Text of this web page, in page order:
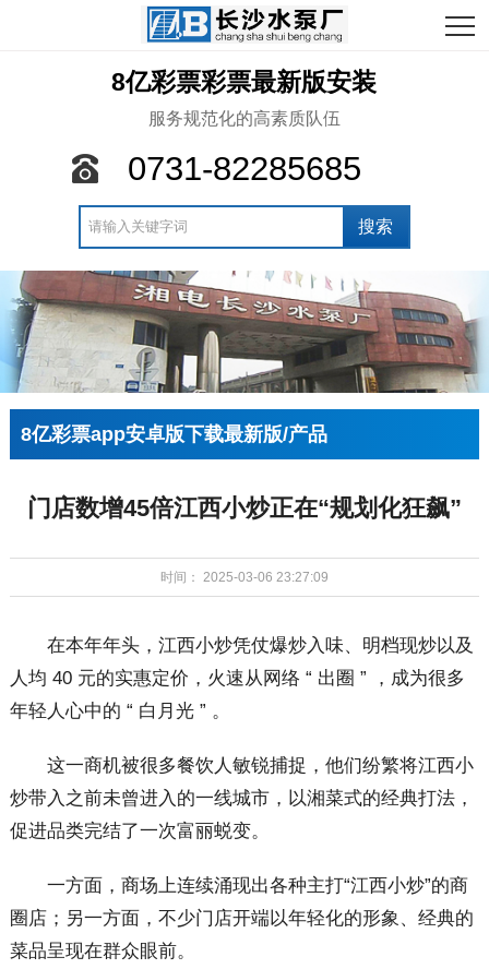
8亿彩票彩票最新版安装
服务规范化的高素质队伍
0731-82285685
8亿彩票app安卓版下载最新版/产品
门店数增45倍江西小炒正在“规划化狂飙”
时间： 2025-03-06 23:27:09
在本年年头，江西小炒凭仗爆炒入味、明档现炒以及
人均 40 元的实惠定价，火速从网络 “ 出圈 ” ，成为很多
年轻人心中的 “ 白月光 ” 。
这一商机被很多餐饮人敏锐捕捉，他们纷繁将江西小
炒带入之前未曾进入的一线城市，以湘菜式的经典打法，
促进品类完结了一次富丽蜕变。
一方面，商场上连续涌现出各种主打“江西小炒”的商
圈店；另一方面，不少门店开端以年轻化的形象、经典的
菜品呈现在群众眼前。